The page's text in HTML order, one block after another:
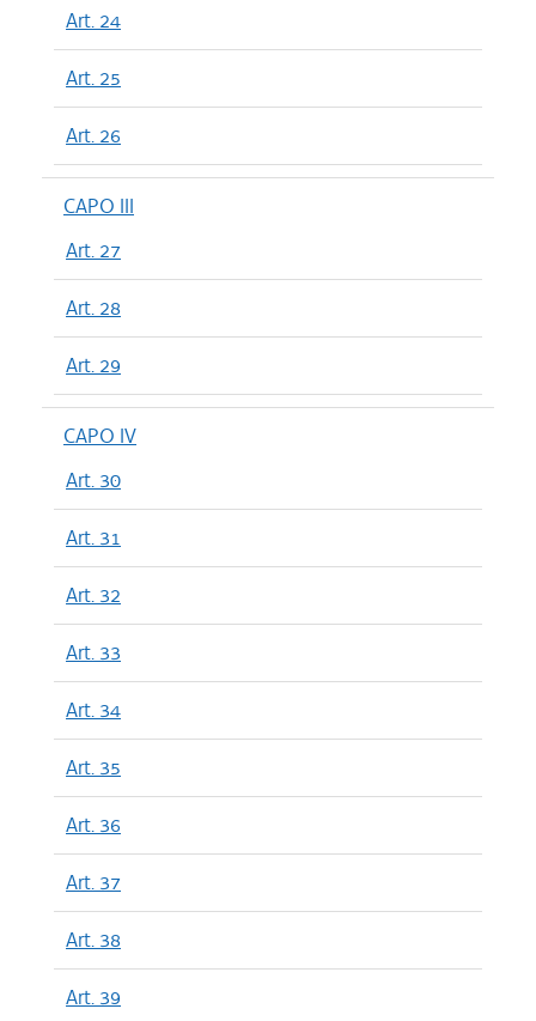
Art. 24
Art. 25
Art. 26
CAPO III
Art. 27
Art. 28
Art. 29
CAPO IV
Art. 30
Art. 31
Art. 32
Art. 33
Art. 34
Art. 35
Art. 36
Art. 37
Art. 38
Art. 39